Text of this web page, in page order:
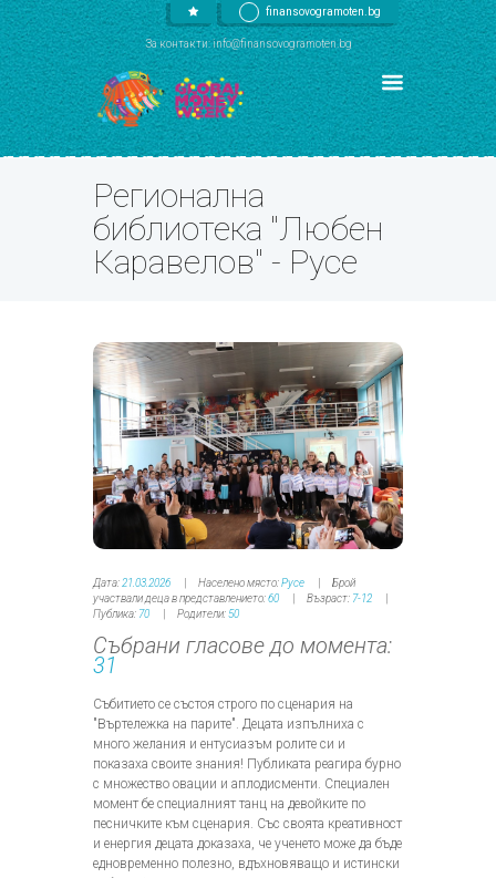
finansovogramoten.bg
За контакти: info@finansovogramoten.bg
Регионална
библиотека "Любен
Каравелов" - Русе
Дата: 21.03.2026 Населено място:Русе
Брой
участвали деца в представлението:60 Възраст: 7-12
Публика: 70 Родители:50
Събрани гласове до момента:
31
Събитието се състоя строго по сценария на
"Въртележка на парите". Децата изпълниха с
много желания и ентусиазъм ролите си и
показаха своите знания! Публиката реагира бурно
с множество овации и аплодисменти. Специален
момент бе специалният танц на девойките по
песничките към сценария. Със своята креативност
и енергия децата доказаха, че ученето може да бъде
едновременно полезно, вдъхновяващо и истински